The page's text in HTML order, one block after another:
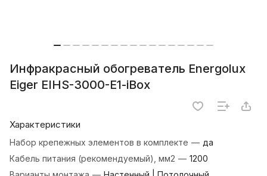
Инфракрасный обогреватель Energolux
Eiger EIHS-3000-E1-iBox
Характеристики
Набор крепежных элементов в комплекте — да
Кабель питания (рекомендуемый), мм2 — 1200